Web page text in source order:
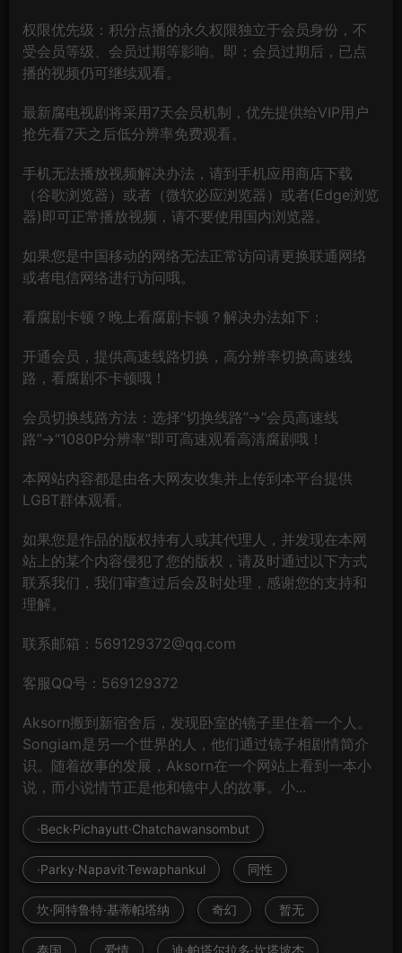
权限优先级：积分点播的永久权限独立于会员身份，不
受会员等级、会员过期等影响。即：会员过期后，已点
播的视频仍可继续观看。
最新腐电视剧将采用7天会员机制，优先提供给VIP用户
抢先看7天之后低分辨率免费观看。
手机无法播放视频解决办法，请到手机应用商店下载
（谷歌浏览器）或者（微软必应浏览器）或者(Edge浏览
器)即可正常播放视频，请不要使用国内浏览器。
如果您是中国移动的网络无法正常访问请更换联通网络
或者电信网络进行访问哦。
看腐剧卡顿？晚上看腐剧卡顿？解决办法如下：
开通会员，提供高速线路切换，高分辨率切换高速线
路，看腐剧不卡顿哦！
会员切换线路方法：选择“切换线路”→“会员高速线
路”→“1080P分辨率”即可高速观看高清腐剧哦！
本网站内容都是由各大网友收集并上传到本平台提供
LGBT群体观看。
如果您是作品的版权持有人或其代理人，并发现在本网
站上的某个内容侵犯了您的版权，请及时通过以下方式
联系我们，我们审查过后会及时处理，感谢您的支持和
理解。
联系邮箱：569129372@qq.com
客服QQ号：569129372
Aksorn搬到新宿舍后，发现卧室的镜子里住着一个人。
Songiam是另一个世界的人，他们通过镜子相剧情简介
识。随着故事的发展，Aksorn在一个网站上看到一本小
说，而小说情节正是他和镜中人的故事。小...
·Beck·Pichayutt·Chatchawansombut
·Parky·Napavit·Tewaphankul 同性
坎·阿特鲁特·基蒂帕塔纳 奇幻 暂无
泰国 爱情 迪·帕塔尔拉多·坎塔坡杰